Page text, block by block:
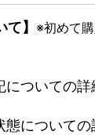
】 ※初めて
ついての詳
についての